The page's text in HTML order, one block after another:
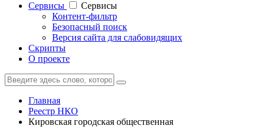
Cервисы
Cервисы
Контент-фильтр
Безопасный поиск
Версия сайта для слабовидящих
Скрипты
О проекте
Главная
Реестр НКО
Кировская городская общественная